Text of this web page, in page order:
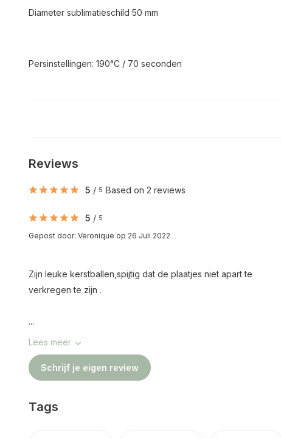
Diameter sublimatieschild 50 mm
Persinstellingen: 190°C / 70 seconden
Reviews
5 / 5 Based on 2 reviews
5 / 5
Gepost door: Veronique op 26 Juli 2022
Zijn leuke kerstballen,spijtig dat de plaatjes niet apart te
verkregen te zijn .
...
Lees meer
Schrijf je eigen review
Tags